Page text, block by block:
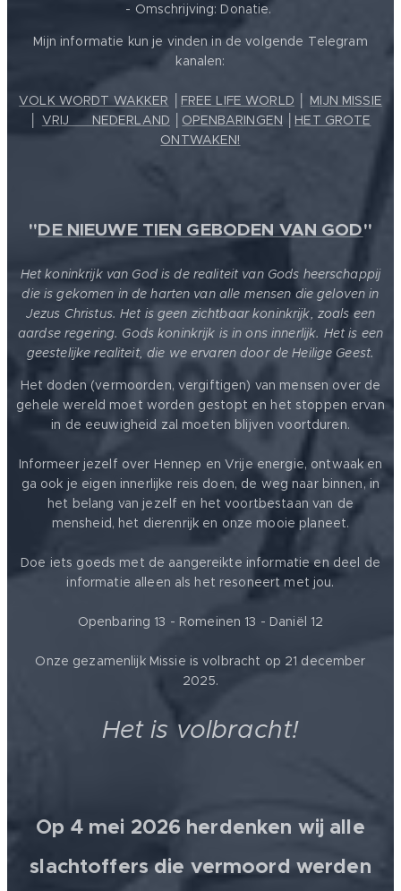
- Omschrijving: Donatie.
Mijn informatie kun je vinden in de volgende Telegram
kanalen:
VOLK WORDT WAKKER FREE LIFE WORLD
MIJN MISSIE
VRIJ ❤️ NEDERLAND OPENBARINGEN
HET GROTE
ONTWAKEN!
"DE NIEUWE TIEN GEBODEN VAN GOD"
Het koninkrijk van God is de realiteit van Gods heerschappij
die is gekomen in de harten van alle mensen die geloven in
Jezus Christus. Het is geen zichtbaar koninkrijk, zoals een
aardse regering. Gods koninkrijk is in ons innerlijk. Het is een
geestelijke realiteit, die we ervaren door de Heilige Geest.
Het doden (vermoorden, vergiftigen) van mensen over de
gehele wereld moet worden gestopt en het stoppen ervan
in de eeuwigheid zal moeten blijven voortduren.
Informeer jezelf over Hennep en Vrije energie, ontwaak en
ga ook je eigen innerlijke reis doen, de weg naar binnen, in
het belang van jezelf en het voortbestaan van de
mensheid, het dierenrijk en onze mooie planeet.
Doe iets goeds met de aangereikte informatie en deel de
informatie alleen als het resoneert met jou.
Openbaring 13 - Romeinen 13 - Daniël 12
Onze gezamenlijk Missie is volbracht op 21 december
2025.
Het is volbracht!
Op 4 mei 2026 herdenken wij alle
slachtoffers die vermoord werden